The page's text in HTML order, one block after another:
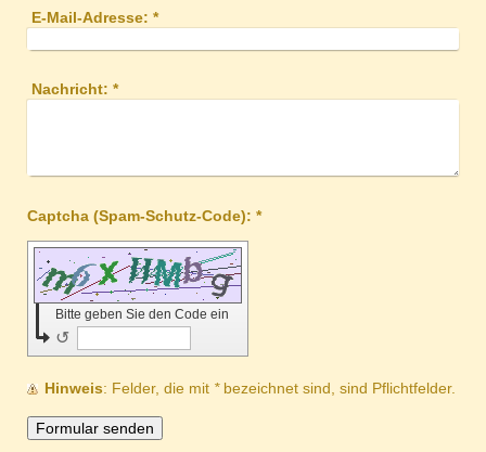
E-Mail-Adresse: *
Nachricht: *
Captcha (Spam-Schutz-Code): *
Bitte geben Sie den Code ein
↺
Hinweis : Felder, die mit *bezeichnet sind, sind Pflichtfelder.